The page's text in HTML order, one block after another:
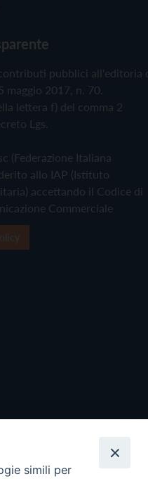
pubblici all'editoria
maggio 2017, n. 70.
lettera f) del comma 2
Lgs.
(Federazione Italiana
allo IAP (Istituto
accettando il Codice di
Commerciale
simili per